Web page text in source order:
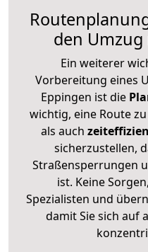
den
Ein weiterer
Vorbereitung eines
Eppingen ist die
wichtig, eine Route
als auch
sicherzustellen,
Straßensperrungen
ist. Keine
Spezialisten und
damit Sie sich auf